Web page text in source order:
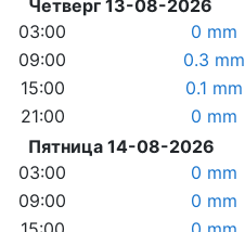
Четверг 13-08-2026
03:00
0 mm
09:00
0.3 mm
15:00
0.1 mm
21:00
0 mm
Пятница 14-08-2026
03:00
0 mm
09:00
0 mm